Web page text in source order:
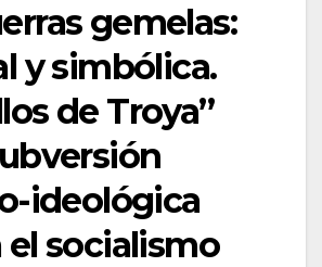
gemelas:
y simbólica.
de Troya”
ideológica
socialismo